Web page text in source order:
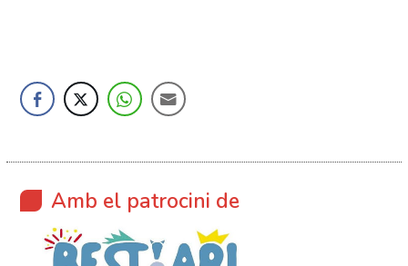
Amb el patrocini de